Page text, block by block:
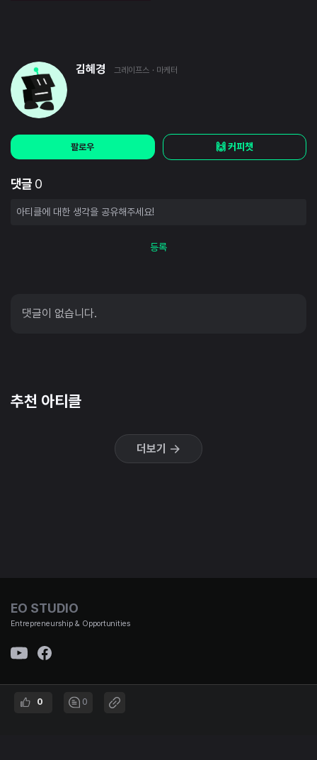
김혜경 그레이프스 · 마케터
팔로우 🙌 커피챗
댓글 0
등록
댓글이 없습니다.
추천 아티클
더보기
0 0
EO STUDIO
Entrepreneurship & Opportunities
(주)이오스튜디오 대표이사 : 김태용 | 사업자 번호 : 501-87-01653 통신판매신고번호 : 제
2021-서울강남-00951호 | 대표번호 :